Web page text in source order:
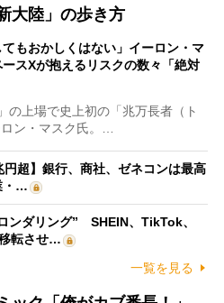
大陸」の歩き方
てもおかしくはない」イーロン・マ
ースXが抱えるリスクの数々「絶対
上場で史上初の「兆万長者（ト
ン・マスク氏。…
円超】銀行、商社、ゼネコンは最高
・…
ンダリング” SHEIN、TikTok、
転させ…
一覧を見る